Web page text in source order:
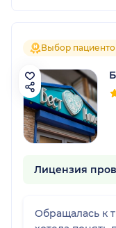
Выбор
Лицензия
Обращалась к